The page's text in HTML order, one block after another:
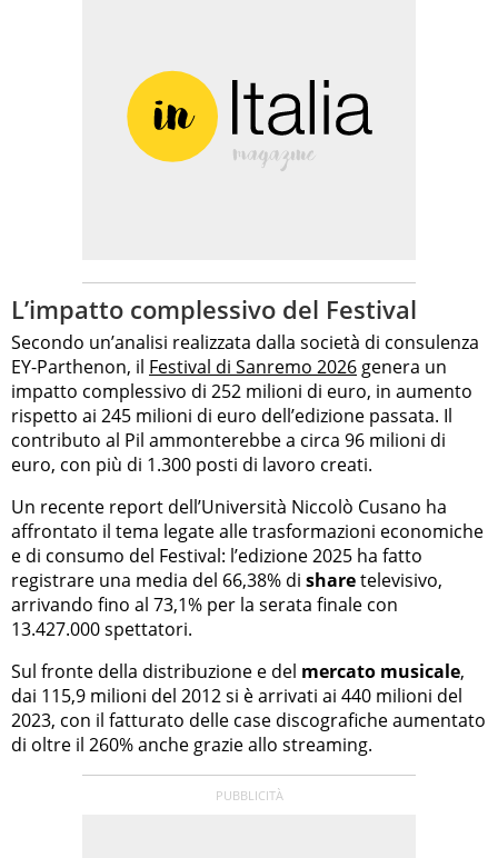
L’impatto complessivo del Festival
Secondo un’analisi realizzata dalla società di consulenza
EY-Parthenon, il Festival di Sanremo 2026 genera un
impatto complessivo di 252 milioni di euro, in aumento
rispetto ai 245 milioni di euro dell’edizione passata. Il
contributo al Pil ammonterebbe a circa 96 milioni di
euro, con più di 1.300 posti di lavoro creati.
Un recente report dell’Università Niccolò Cusano ha
affrontato il tema legate alle trasformazioni economiche
e di consumo del Festival: l’edizione 2025 ha fatto
registrare una media del 66,38% di sharetelevisivo,
arrivando fino al 73,1% per la serata finale con
13.427.000 spettatori.
Sul fronte della distribuzione e del mercato musicale,
dai 115,9 milioni del 2012 si è arrivati ai 440 milioni del
2023, con il fatturato delle case discografiche aumentato
di oltre il 260% anche grazie allo streaming.